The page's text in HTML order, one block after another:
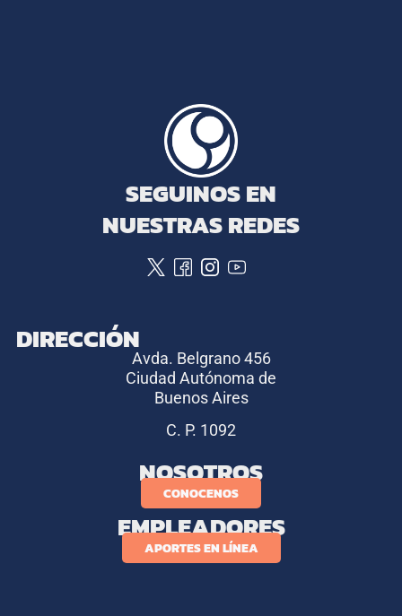
SEGUINOS EN
NUESTRAS REDES
DIRECCIÓN
Avda. Belgrano 456
Ciudad Autónoma de
Buenos Aires
C. P. 1092
NOSOTROS
CONOCENOS
EMPLEADORES
APORTES EN LÍNEA